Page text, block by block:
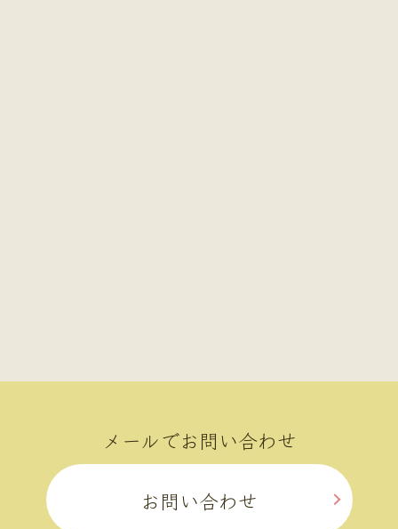
メールでお問い合わせ
お問い合わせ